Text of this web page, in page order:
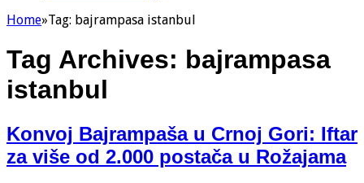
Home»Tag: bajrampasa istanbul
Tag Archives: bajrampasa
istanbul
Konvoj Bajrampaša u Crnoj Gori: Iftar
za više od 2.000 postača u Rožajama